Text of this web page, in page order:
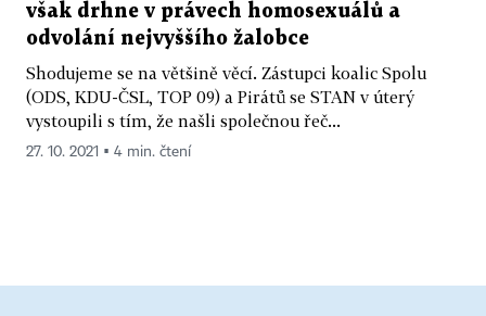
však drhne v právech homosexuálů a
odvolání nejvyššího žalobce
Shodujeme se na většině věcí. Zástupci koalic Spolu
(ODS, KDU-ČSL, TOP 09) a Pirátů se STAN v úterý
vystoupili s tím, že našli společnou řeč...
27. 10. 2021 ▪ 4 min. čtení